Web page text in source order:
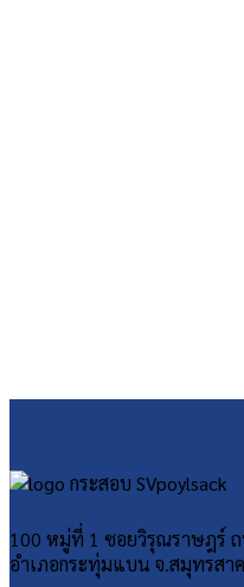
100 หมู่ที่ 1 ซอยวิรุณราษฎร์
อำเภอกระทุ่มแบน จ.สมุทรสา